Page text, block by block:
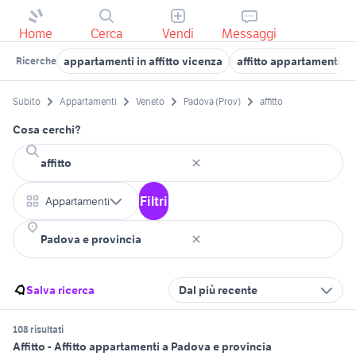
Home Cerca Vendi Messaggi
Ricerche appartamenti in affitto vicenza affitto appartamenti
Subito Appartamenti Veneto Padova (Prov) affitto
Cosa cerchi?
Appartamenti Filtri
Salva ricerca Dal più recente
108 risultati
Affitto - Affitto appartamenti a Padova e provincia